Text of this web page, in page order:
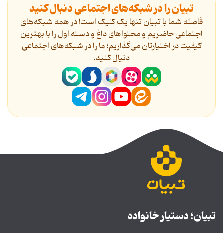
تبیان را در شبکه‌های اجتماعی دنبال کنید
فاصله شما با تبیان تنها یک کلیک است! در همه شبکه‌های
اجتماعی حاضریم و محتواهای داغ و دسته اول را با بهترین
کیفیت در اختیارتان می‌گذاریم؛ ما را در شبکه‌های اجتماعی
دنیال کنید.
تبیان؛ دستیار خانواده